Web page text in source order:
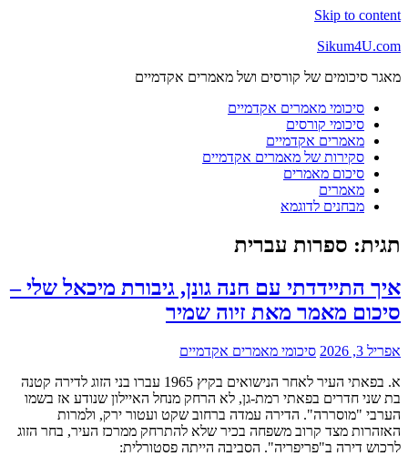
Skip to content
Sikum4U.com
מאגר סיכומים של קורסים ושל מאמרים אקדמיים
סיכומי מאמרים אקדמיים
סיכומי קורסים
מאמרים אקדמיים
סקירות של מאמרים אקדמיים
סיכום מאמרים
מאמרים
מבחנים לדוגמא
תגית: ספרות עברית
איך התיידדתי עם חנה גונן, גיבורת מיכאל שלי –
סיכום מאמר מאת זיוה שמיר
אפריל 3, 2026
סיכומי מאמרים אקדמיים
א. בפאתי העיר לאחר הנישואים בקיץ 1965 עברו בני הזוג לדירה קטנה
בת שני חדרים בפאתי רמת-גן, לא הרחק מנחל האיילון שנודע אז בשמו
הערבי "מוסררה". הדירה עמדה ברחוב שקט ועטור ירק, ולמרות
האזהרות מצד קרוב משפחה בכיר שלא להתרחק ממרכז העיר, בחר הזוג
לרכוש דירה ב"פריפריה". הסביבה הייתה פסטורלית: